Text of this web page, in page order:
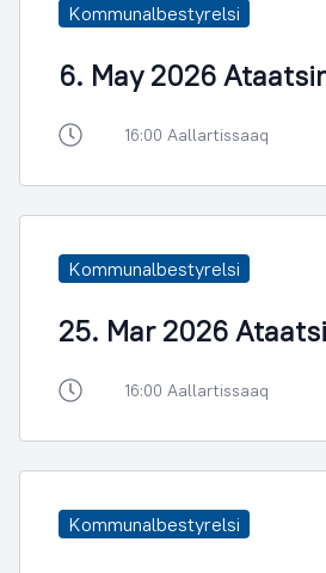
Kommunalbestyrelsi
6. May 2026
16:00 Aallartissaaq
Kommunalbestyrelsi
25. Mar 2026
16:00 Aallartissaaq
Kommunalbestyrelsi